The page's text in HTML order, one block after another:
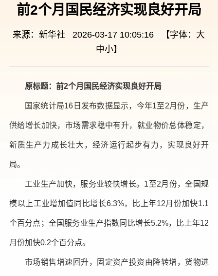
前2个月国民经济实现良好开局
来源：新华社 2026-03-17 10:05:16 【字体： 大
中小】
原标题：前2个月国民经济实现良好开局
国家统计局16日发布数据显示，今年1至2月份，生产
供给增长加快，市场需求稳中有升，就业物价总体稳定，
新质生产力成长壮大，经济运行起步有力，实现良好开
局。
工业生产加快，服务业较快增长。1至2月份，全国规
模以上工业增加值同比增长6.3%，比上年12月份加快1.1
个百分点；全国服务业生产指数同比增长5.2%，比上年12
月份加快0.2个百分点。
市场销售增速回升，固定资产投资由降转增，货物进